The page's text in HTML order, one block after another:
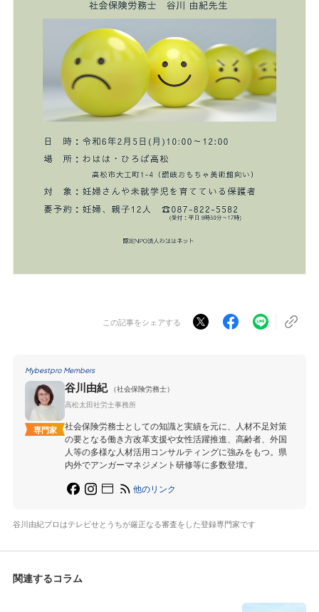
この記事をシェアする
Mybestpro Members
専門家
谷川由紀
（社会保険労務士）
高松太田社労士事務所
社会保険労務士としての知識と実績を元に、人材不足対策
の要となる働き方改革支援や女性活躍推進、高齢者、外国
人等の多様な人材活用コンサルティングに強みをもつ。県
内外でアンガーマネジメント研修等に多数登壇。
他のリンク
谷川由紀プロはテレビせとうちが厳正なる審査をした登録専門家です
関連するコラム